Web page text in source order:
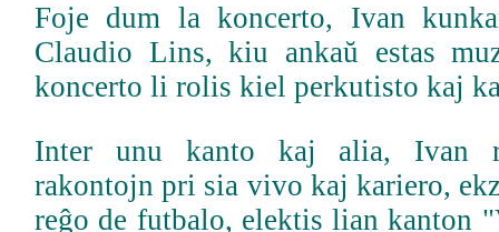
Foje dum la koncerto, Ivan
Claudio Lins, kiu ankaŭ estas
koncerto li rolis kiel perkutisto kaj
Inter unu kanto kaj alia, Ivan
rakontojn pri sia vivo kaj kariero,
reĝo de futbalo, elektis lian kanton